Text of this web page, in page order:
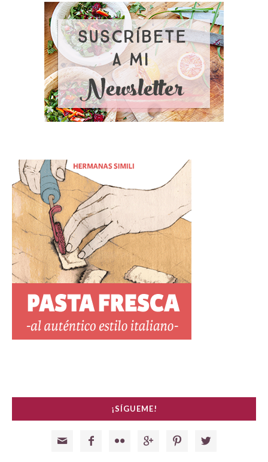
¡SÍGUEME!
     